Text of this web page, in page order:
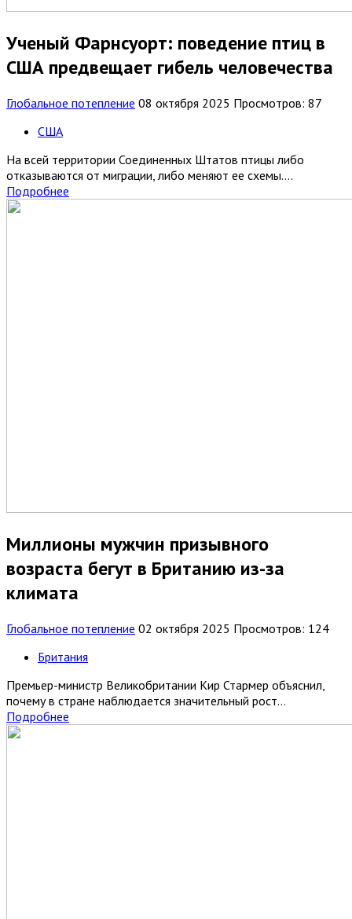
Ученый Фарнсуорт: поведение птиц в
США предвещает гибель человечества
Глобальное потепление 08 октября 2025 Просмотров: 87
США
На всей территории Соединенных Штатов птицы либо
отказываются от миграции, либо меняют ее схемы....
Подробнее
Миллионы мужчин призывного
возраста бегут в Британию из-за
климата
Глобальное потепление 02 октября 2025 Просмотров: 124
Британия
Премьер-министр Великобритании Кир Стармер объяснил,
почему в стране наблюдается значительный рост...
Подробнее